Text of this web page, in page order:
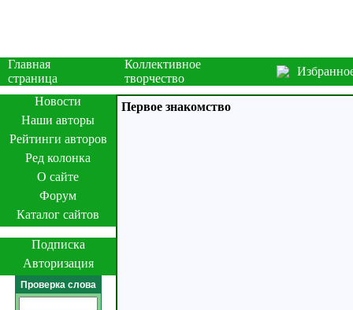
Главная
страница
Коллективное
творчество
Новости
Наши авторы
Рейтинги авторов
Ред колонка
О сайте
Форум
Каталог сайтов
Подписка
Авторизация
Проверка слова
Первое знакомство